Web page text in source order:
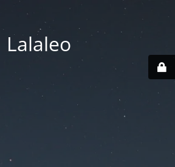
Lalaleo